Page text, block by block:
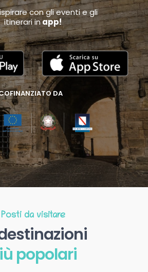
con gli eventi e gli
itinerari inapp!
DA
Posti da visitare
popolari